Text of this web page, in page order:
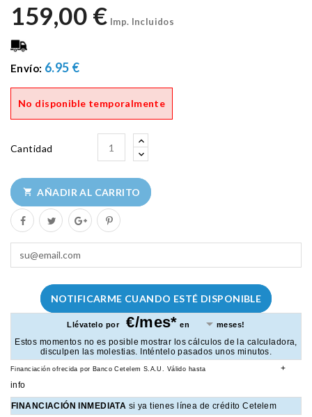
159,00 € Imp. Incluidos
Envío: 6.95 €
No disponible temporalmente
Cantidad
 AÑADIR AL CARRITO
NOTIFICARME CUANDO ESTÉ DISPONIBLE
Llévatelo por €/mes* en meses!
Estos momentos no es posible mostrar los cálculos de la calculadora,
disculpen las molestias. Inténtelo pasados unos minutos.
Financiación ofrecida por Banco Cetelem S.A.U. Válido hasta
+
info
FINANCIACIÓN INMEDIATA si ya tienes línea de crédito Cetelem